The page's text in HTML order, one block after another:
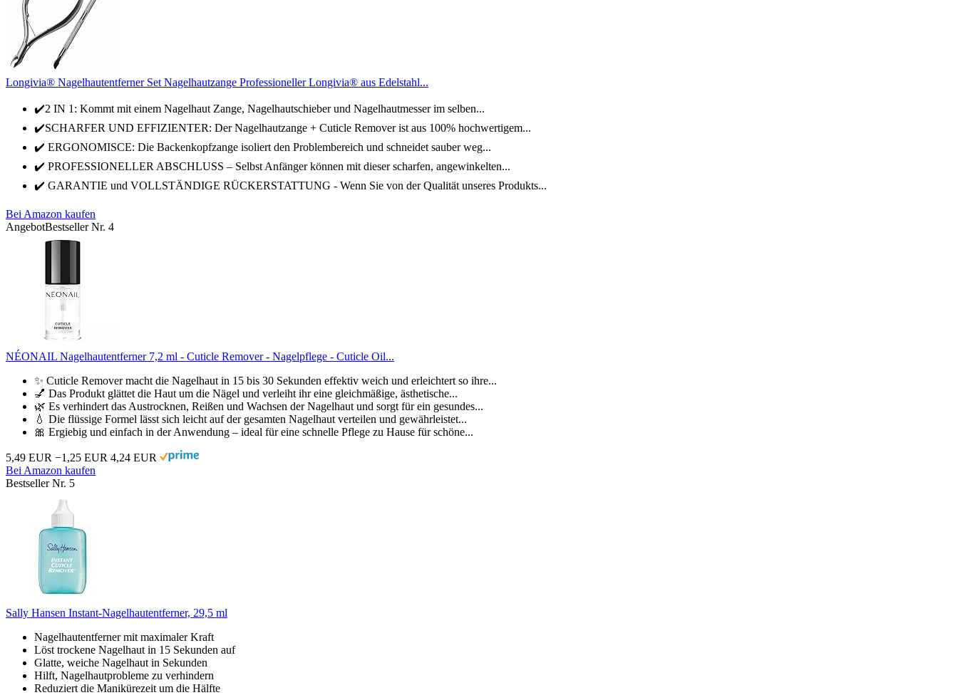
Longivia® Nagelhautentferner Set Nagelhautzange Professioneller Longivia® aus Edelstahl...
✔️2 IN 1: Kommt mit einem Nagelhaut Zange, Nagelhautschieber und Nagelhautmesser im selben...
✔️SCHARFER UND EFFIZIENTER: Der Nagelhautzange + Cuticle Remover ist aus 100% hochwertigem...
✔️ ERGONOMISCE: Die Backenkopfzange isoliert den Problembereich und schneidet sauber weg...
✔️ PROFESSIONELLER ABSCHLUSS – Selbst Anfänger können mit dieser scharfen, angewinkelten...
✔️ GARANTIE und VOLLSTÄNDIGE RÜCKERSTATTUNG - Wenn Sie von der Qualität unseres Produkts...
Bei Amazon kaufen
AngebotBestseller Nr. 4
NÉONAIL Nagelhautentferner 7,2 ml - Cuticle Remover - Nagelpflege - Cuticle Oil...
✨ Cuticle Remover macht die Nagelhaut in 15 bis 30 Sekunden effektiv weich und erleichtert so ihre...
💅 Das Produkt glättet die Haut um die Nägel und verleiht ihr eine gleichmäßige, ästhetische...
🌿 Es verhindert das Austrocknen, Reißen und Wachsen der Nagelhaut und sorgt für ein gesundes...
💧 Die flüssige Formel lässt sich leicht auf der gesamten Nagelhaut verteilen und gewährleistet...
🎀 Ergiebig und einfach in der Anwendung – ideal für eine schnelle Pflege zu Hause für schöne...
5,49 EUR −1,25 EUR 4,24 EUR
Bei Amazon kaufen
Bestseller Nr. 5
Sally Hansen Instant-Nagelhautentferner, 29,5 ml
Nagelhautentferner mit maximaler Kraft
Löst trockene Nagelhaut in 15 Sekunden auf
Glatte, weiche Nagelhaut in Sekunden
Hilft, Nagelhautprobleme zu verhindern
Reduziert die Manikürezeit um die Hälfte